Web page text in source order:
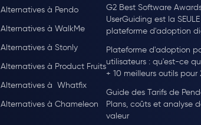
Alternatives à Pendo
Alternatives à WalkMe
Alternatives à Stonly
Alternatives à Product Fruits
Alternatives à Whatfix
Alternatives à Chameleon
G2 Best Software
UserGuiding est la SEULE
plateforme d'adoption
Plateforme d'adoption
utilisateurs : qu'est-ce
+ 10 meilleurs outils pour
Guide des Tarifs de
Plans, coûts et analyse
valeur